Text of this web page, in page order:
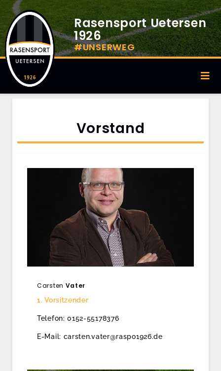
Rasensport Uetersen
1926
#UNSERWEG
Vorstand
Carsten Vater
1. Vorsitzender
Telefon: 0152-55178376
E-Mail: carsten.vater@raspo1926.de